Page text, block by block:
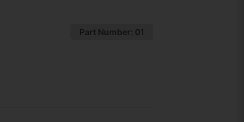
Part Number: 01